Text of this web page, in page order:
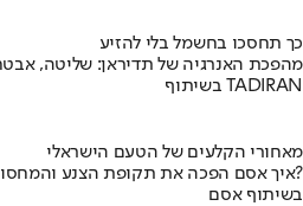
כך תחסכו בחשמל בלי להזיע
מהפכת האנרגיה של תדיראן: שליטה,
בשיתוף TADIRAN
מאחורי הקלעים של הטעם הישראלי
איך אסם הפכה את תקופת הצנע והמחסור הקשה של שנות ה-40 למותג לאומי?
בשיתוף אסם